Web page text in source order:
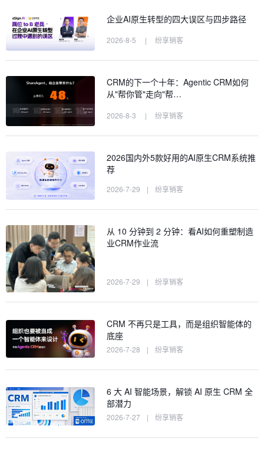
企业AI原生转型的四大误区与四步路径
2026-8-5 | 纷享销客
CRM的下一个十年：Agentic CRM如何
从"帮你管"走向"帮…
2026-8-3 | 纷享销客
2026国内外5款好用的AI原生CRM系统推
荐
2026-7-29 | 纷享销客
从 10 分钟到 2 分钟：看AI如何重塑制造
业CRM作业流
2026-7-29 | 纷享销客
CRM 不再只是工具，而是组织智能体的
底座
2026-7-28 | 纷享销客
6 大 AI 智能场景，解锁 AI 原生 CRM 全
部潜力
2026-7-27 | 纷享销客